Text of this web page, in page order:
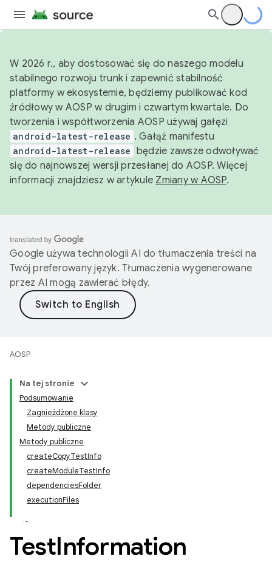
W 2026 r., aby dostosować się do naszego modelu
stabilnego rozwoju trunk i zapewnić stabilność
platformy w ekosystemie, będziemy publikować kod
źródłowy w AOSP w drugim i czwartym kwartale. Do
tworzenia i współtworzenia AOSP używaj gałęzi
android-latest-release . Gałąź manifestu
android-latest-release będzie zawsze odwoływać
się do najnowszej wersji przesłanej do AOSP. Więcej
informacji znajdziesz w artykule Zmiany w AOSP.
Google używa technologii AI do tłumaczenia treści na
Twój preferowany język. Tłumaczenia wygenerowane
przez AI mogą zawierać błędy.
AOSP
Na tej stronie
Podsumowanie
Zagnieżdżone klasy
Metody publiczne
Metody publiczne
createCopyTestInfo
createModuleTestInfo
dependenciesFolder
executionFiles
TestInformation